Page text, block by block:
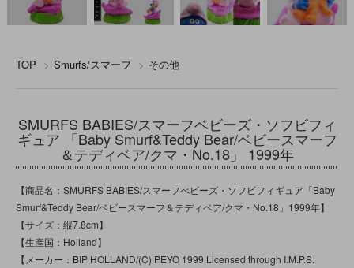
TOP > Smurfs/スマーフ > その他
SMURFS BABIES/スマーフベビーズ・ソフビフィ
ギュア 「Baby Smurf&Teddy Bear/ベビースマーフ
＆テディベア/クマ・No.18」 1999年
【商品名：SMURFS BABIES/スマーフべビーズ・ソフビフィギュア「Baby
Smurf&Teddy Bear/ベビースマーフ＆テディベア/クマ・No.18」1999年】
【サイズ：縦7.8cm】
【生産国：Holland】
【メーカー：BIP HOLLAND/(C) PEYO 1999 Licensed through I.M.P.S.